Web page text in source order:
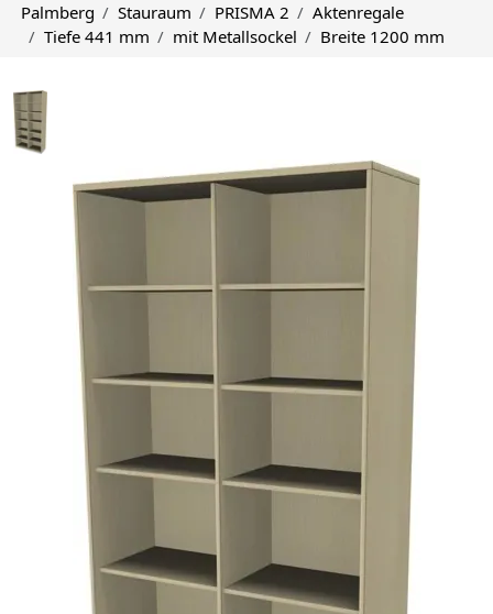
Palmberg Stauraum PRISMA 2
Aktenregale
Tiefe 441 mm
mit Metallsockel Breite 1200 mm